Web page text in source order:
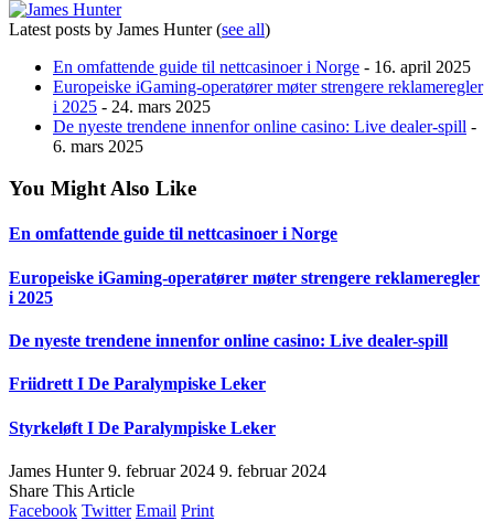
Latest posts by James Hunter(see all)
En omfattende guide til nettcasinoer i Norge - 16. april 2025
Europeiske iGaming-operatører møter strengere reklameregler
i 2025 - 24. mars 2025
De nyeste trendene innenfor online casino: Live dealer-spill -
6. mars 2025
You Might Also Like
En omfattende guide til nettcasinoer i Norge
Europeiske iGaming-operatører møter strengere reklameregler
i 2025
De nyeste trendene innenfor online casino: Live dealer-spill
Friidrett I De Paralympiske Leker
Styrkeløft I De Paralympiske Leker
James Hunter 9. februar 2024 9. februar 2024
Share This Article
Facebook Twitter Email Print